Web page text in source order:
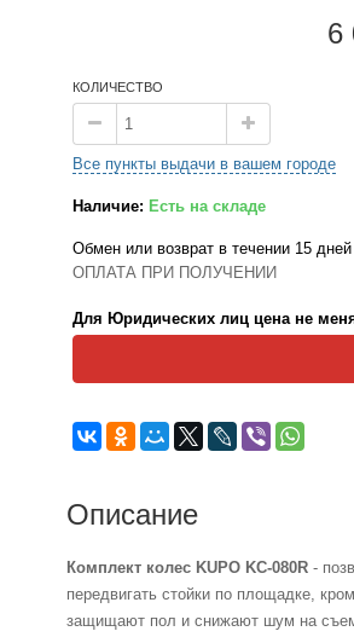
6
КОЛИЧЕСТВО
Все пункты выдачи в вашем городе
Наличие: Есть на складе
Обмен или возврат в течении 15 дней
ОПЛАТА ПРИ ПОЛУЧЕНИИ
Для Юридических лиц цена не
Описание
Комплект колес KUPO KC-080R -
передвигать стойки по площадке,
защищают пол и снижают шум на